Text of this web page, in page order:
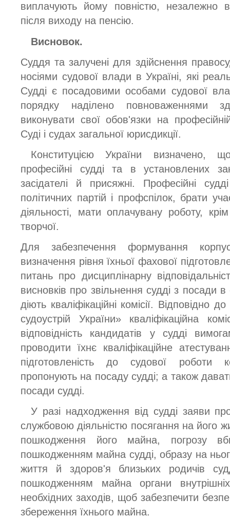
виплачують йому повністю, незалежно
після виходу на пенсію.
Висновок.
Суддя та залучені для здійснення
носіями судової влади в Україні, які
Судді є посадовими особами судової
порядку наділено повноваженнями
виконувати свої обов'язки на
Суді і судах загальної юрисдикції.
Конституцією України визначено,
професійні судді та в установлених
засідателі й присяжні. Професійні
політичних партій і профспілок, брати
діяльності, мати оплачувану роботу,
творчої.
Для забезпечення формування
визначення рівня їхньої фахової
питань про дисциплінарну
висновків про звільнення судді з посади
діють кваліфікаційні комісії. Відповідно
судоустрій України» кваліфікаційна
відповідність кандидатів у судді
проводити їхнє кваліфікаційне
підготовленість до судової роботи
пропонують на посаду судді; а також
посади судді.
У разі надходження від судді заяви
службовою діяльністю посягання на його
пошкодження його майна, погрозу
пошкодженням майна судді, образу на
життя й здоров'я близьких родичів
пошкодженням майна органи
необхідних заходів, щоб забезпечити
збереження їхнього майна.